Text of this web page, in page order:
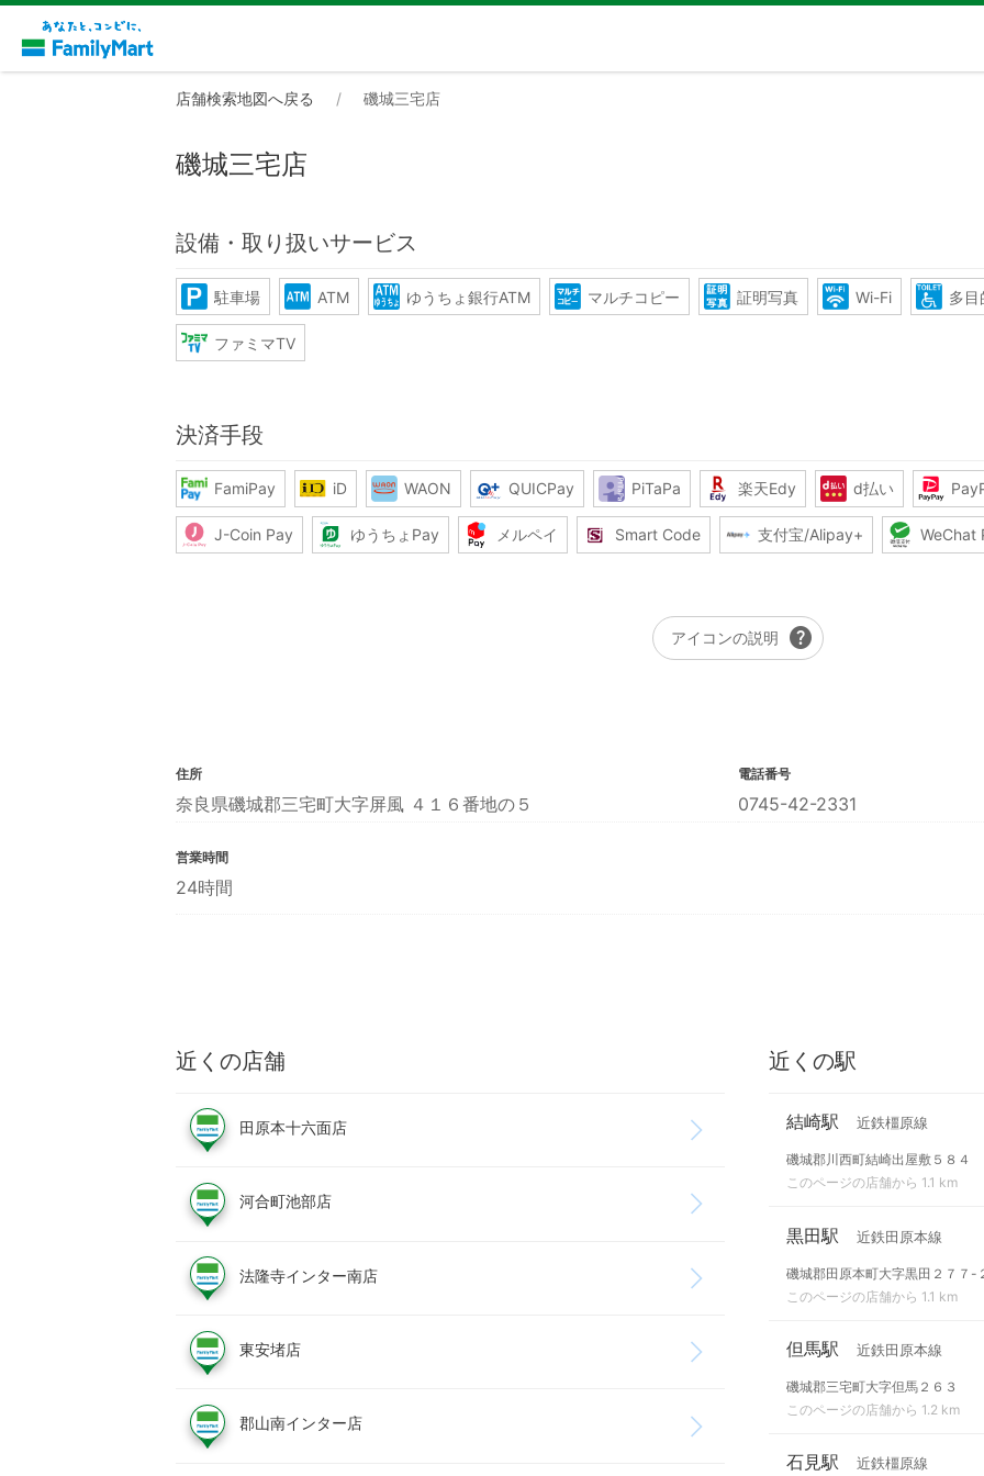
店舗検索地図へ戻る 磯城三宅店
磯城三宅店
設備・取り扱いサービス
駐車場 ATM ゆうちょ銀行ATM マルチコピー 証明写真 Wi-Fi 多目
ファミマTV
決済手段
FamiPay iD WAON QUICPay PiTaPa 楽天Edy d払い
J-Coin Pay ゆうちょPay メルペイ Smart Code 支付宝/Alipay+ WeChat
アイコンの説明 help
住所
奈良県磯城郡三宅町大字屏風 ４１６番地の５
電話番号
0745-42-2331
営業時間
24時間
近くの店舗
田原本十六面店
河合町池部店
法隆寺インター南店
東安堵店
郡山南インター店
近くの駅
結崎駅 近鉄橿原線
磯城郡川西町結崎出屋敷５８４
このページの店舗から 1.1 km
黒田駅 近鉄田原本線
磯城郡田原本町大字黒田２７７-
このページの店舗から 1.1 km
但馬駅 近鉄田原本線
磯城郡三宅町大字但馬２６３
このページの店舗から 1.2 km
石見駅 近鉄橿原線